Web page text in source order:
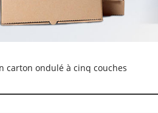
carton ondulé à cinq couches